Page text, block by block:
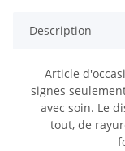
Description
Article
signes
avec soin. Le
tout, de